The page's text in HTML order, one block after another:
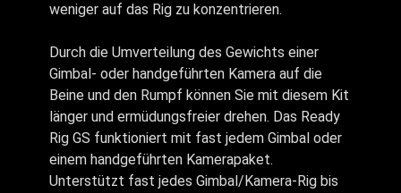
weniger auf das Rig zu konzentrieren.
Durch die Umverteilung des Gewichts einer
Gimbal- oder handgeführten Kamera auf die
Beine und den Rumpf können Sie mit diesem Kit
länger und ermüdungsfreier drehen. Das Ready
Rig GS funktioniert mit fast jedem Gimbal oder
einem handgeführten Kamerapaket.
Unterstützt fast jedes Gimbal/Kamera-Rig bis